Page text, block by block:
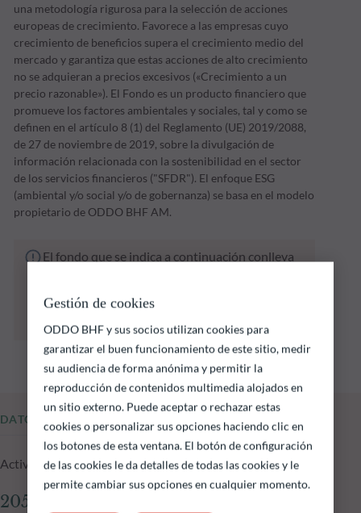
una metodología rigurosa para la selección de acciones
europeas de crecimiento. Favorece a las empresas cuyo
crecimiento de beneficios supera el crecimiento medio del
mercado y garantiza que estas acciones de alto crecimiento
no se adquieran a precios excesivos («Crecimiento a un
precio razonable»). El Fondo es un producto financiero que
promueve los factores ambientales y sociales, tal y como se
definen en el artículo 8 (1) del Reglamento (UE) 2019/2088,
de 27 de noviembre de 2019, sobre la divulgación de
información relacionada con la sostenibilidad en el sector
de los servicios financieros ("SFDR"). El enfoque ESG
(ambiental y/o social y/o de gobernanza) se basa en el modelo
propietario de ODDO BHF AM.
El fondo que se indica a continuación conlleva
resultados futuros y no son constantes en el
tiempo
DATOS FUNDAMENTALES
Activos gestionados del fondo a 05.08.2026
205.39 M €
Gestión de cookies
ODDO BHF y sus socios utilizan cookies para
garantizar el buen funcionamiento de este sitio, medir
su audiencia de forma anónima y permitir la
reproducción de contenidos multimedia alojados en
un sitio externo. Puede aceptar o rechazar estas
cookies o personalizar sus opciones haciendo clic en
los botones de esta ventana. El botón de configuración
de las cookies le da detalles de todas las cookies y le
permite cambiar sus opciones en cualquier momento.